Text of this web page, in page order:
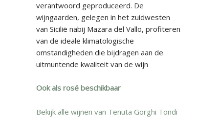
verantwoord geproduceerd. De
wijngaarden, gelegen in het zuidwesten
van Sicilië nabij Mazara del Vallo, profiteren
van de ideale klimatologische
omstandigheden die bijdragen aan de
uitmuntende kwaliteit van de wijn
Ook als rosé beschikbaar
Bekijk alle wijnen van Tenuta Gorghi Tondi